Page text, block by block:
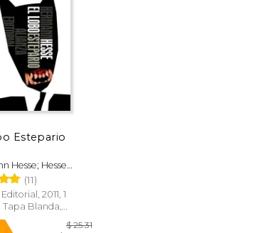
6%
dcto.
Estepario
Hesse; Hesse
(11)
2011, 1
Tapa Blanda,